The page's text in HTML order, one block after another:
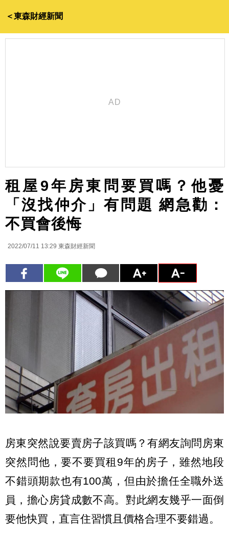
＜東森財經新聞
租屋9年房東問要買嗎？他憂
「沒找仲介」有問題 網急勸：
不買會後悔
2022/07/11 13:29 東森財經新聞
房東突然說要賣房子該買嗎？有網友詢問房東
突然問他，要不要買租9年的房子，雖然地段
不錯頭期款也有100萬，但由於擔任全職外送
員，擔心房貸成數不高。對此網友幾乎一面倒
要他快買，直言住習慣且價格合理不要錯過。